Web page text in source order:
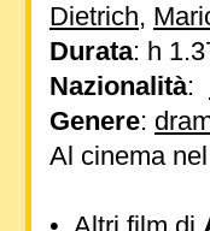
Dietrich,
Durata: h
Nazionalità:
Genere:
Al cinema